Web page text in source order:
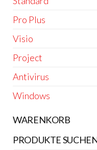
Pro Plus
Visio
Project
Antivirus
Windows
WARENKORB
PRODUKTE